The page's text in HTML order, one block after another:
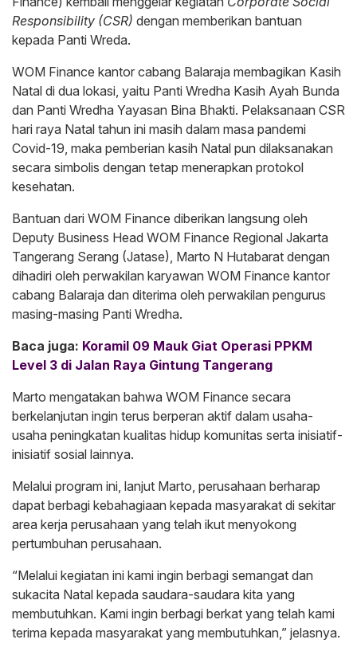
Responsibility (CSR) dengan memberikan bantuan
kepada Panti Wreda.
WOM Finance kantor cabang Balaraja membagikan Kasih
Natal di dua lokasi, yaitu Panti Wredha Kasih Ayah Bunda
dan Panti Wredha Yayasan Bina Bhakti. Pelaksanaan CSR
hari raya Natal tahun ini masih dalam masa pandemi
Covid-19, maka pemberian kasih Natal pun dilaksanakan
secara simbolis dengan tetap menerapkan protokol
kesehatan.
Bantuan dari WOM Finance diberikan langsung oleh
Deputy Business Head WOM Finance Regional Jakarta
Tangerang Serang (Jatase), Marto N Hutabarat dengan
dihadiri oleh perwakilan karyawan WOM Finance kantor
cabang Balaraja dan diterima oleh perwakilan pengurus
masing-masing Panti Wredha.
Baca juga: Koramil 09 Mauk Giat Operasi PPKM
Level 3 di Jalan Raya Gintung Tangerang
Marto mengatakan bahwa WOM Finance secara
berkelanjutan ingin terus berperan aktif dalam usaha-
usaha peningkatan kualitas hidup komunitas serta inisiatif-
inisiatif sosial lainnya.
Melalui program ini, lanjut Marto, perusahaan berharap
dapat berbagi kebahagiaan kepada masyarakat di sekitar
area kerja perusahaan yang telah ikut menyokong
pertumbuhan perusahaan.
“Melalui kegiatan ini kami ingin berbagi semangat dan
sukacita Natal kepada saudara-saudara kita yang
membutuhkan. Kami ingin berbagi berkat yang telah kami
terima kepada masyarakat yang membutuhkan,” jelasnya.